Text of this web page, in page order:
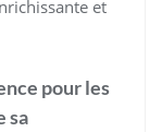
et
pour les
sa